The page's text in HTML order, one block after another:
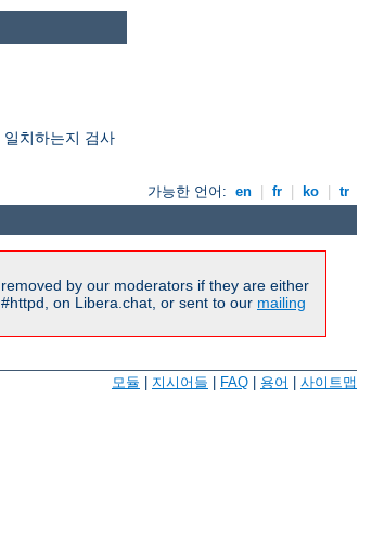
치하는지 검사
가능한 언어: en fr ko tr
by our moderators if they are either
on Libera.chat, or sent to our mailing
모듈 지시어들 FAQ 용어 사이트맵